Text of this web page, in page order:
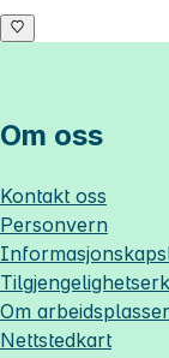
Om oss
Kontakt oss
Personvern
Om
Nettstedkart